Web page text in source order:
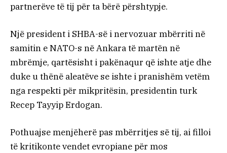
partnerëve të tij për ta bërë përshtypje.
Një president i SHBA-së i nervozuar mbërriti në
samitin e NATO-s në Ankara të martën në
mbrëmje, qartësisht i pakënaqur që ishte atje dhe
duke u thënë aleatëve se ishte i pranishëm vetëm
nga respekti për mikpritësin, presidentin turk
Recep Tayyip Erdogan.
Pothuajse menjëherë pas mbërritjes së tij, ai filloi
të kritikonte vendet evropiane për mos